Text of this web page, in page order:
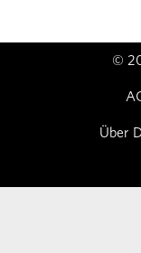
©
Über